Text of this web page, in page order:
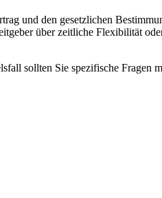
und den gesetzlichen
über zeitliche Flexibilität
sollten Sie spezifische Fragen